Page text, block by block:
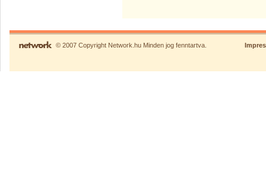
© 2007 Copyright Network.hu Minden jog fenntartva.